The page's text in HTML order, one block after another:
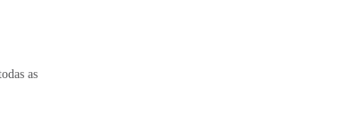
as